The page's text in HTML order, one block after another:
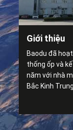
Giới thiệu
Baodu đã
thống ốp và
năm với nhà
Bắc Kinh